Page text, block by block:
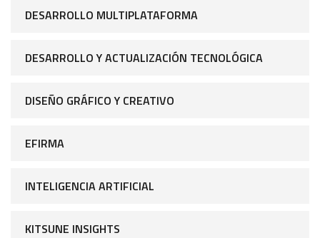
DESARROLLO MULTIPLATAFORMA
DESARROLLO Y ACTUALIZACIÓN TECNOLÓGICA
DISEÑO GRÁFICO Y CREATIVO
EFIRMA
INTELIGENCIA ARTIFICIAL
KITSUNE INSIGHTS